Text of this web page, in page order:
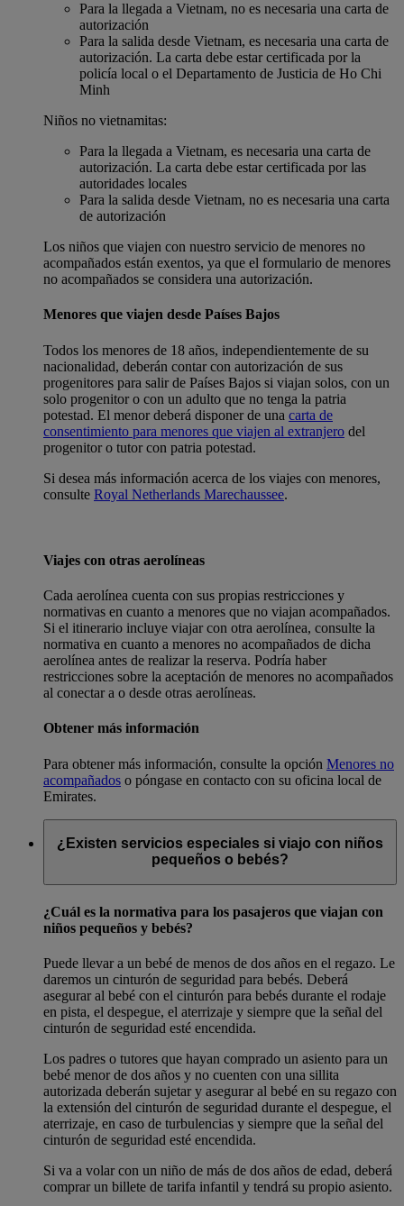
Para la llegada a Vietnam, no es necesaria una carta de
autorización
Para la salida desde Vietnam, es necesaria una carta de
autorización. La carta debe estar certificada por la
policía local o el Departamento de Justicia de Ho Chi
Minh
Niños no vietnamitas:
Para la llegada a Vietnam, es necesaria una carta de
autorización. La carta debe estar certificada por las
autoridades locales
Para la salida desde Vietnam, no es necesaria una carta
de autorización
Los niños que viajen con nuestro servicio de menores no
acompañados están exentos, ya que el formulario de menores
no acompañados se considera una autorización.
Menores que viajen desde Países Bajos
Todos los menores de 18 años, independientemente de su
nacionalidad, deberán contar con autorización de sus
progenitores para salir de Países Bajos si viajan solos, con un
solo progenitor o con un adulto que no tenga la patria
potestad. El menor deberá disponer de una carta de
consentimiento para menores que viajen al extranjero del
progenitor o tutor con patria potestad.
Si desea más información acerca de los viajes con menores,
consulte Royal Netherlands Marechaussee.
Viajes con otras aerolíneas
Cada aerolínea cuenta con sus propias restricciones y
normativas en cuanto a menores que no viajan acompañados.
Si el itinerario incluye viajar con otra aerolínea, consulte la
normativa en cuanto a menores no acompañados de dicha
aerolínea antes de realizar la reserva. Podría haber
restricciones sobre la aceptación de menores no acompañados
al conectar a o desde otras aerolíneas.
Obtener más información
Para obtener más información, consulte la opción Menores no
acompañados o póngase en contacto con su oficina local de
Emirates.
¿Existen servicios especiales si viajo con niños
pequeños o bebés?
¿Cuál es la normativa para los pasajeros que viajan con
niños pequeños y bebés?
Puede llevar a un bebé de menos de dos años en el regazo. Le
daremos un cinturón de seguridad para bebés. Deberá
asegurar al bebé con el cinturón para bebés durante el rodaje
en pista, el despegue, el aterrizaje y siempre que la señal del
cinturón de seguridad esté encendida.
Los padres o tutores que hayan comprado un asiento para un
bebé menor de dos años y no cuenten con una sillita
autorizada deberán sujetar y asegurar al bebé en su regazo con
la extensión del cinturón de seguridad durante el despegue, el
aterrizaje, en caso de turbulencias y siempre que la señal del
cinturón de seguridad esté encendida.
Si va a volar con un niño de más de dos años de edad, deberá
comprar un billete de tarifa infantil y tendrá su propio asiento.